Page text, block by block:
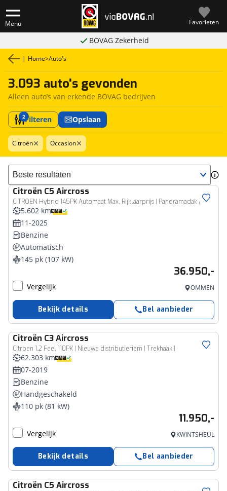
Menu Favorieten
BOVAG Zekerheid
| Home>Auto's
3.093 auto's gevonden
Alleen auto’s van erkende BOVAG bedrijven
2Filteren Opslaan
Citroën Occasion
Sorteer resultaten
Citroën C5 Aircross
CITROEN Hybrid 145PK Automaat Max, Rijklaarprijs | Panoramadak | Trekhaak afn. | Lederen interieur | Stoelmassage | Stoelventilatie
5.602 km
11-2025
Benzine
Automatisch
145 pk (107 kW)
36.950,-
Vergelijk OMMEN
Bekijk details Bel aanbieder
Citroën C3 Aircross
Citroen 1.2 Feel 110PK | Nieuwe distributieriem | Trekhaak |
62.303 km
07-2019
Benzine
Handgeschakeld
110 pk (81 kW)
11.950,-
Vergelijk KWINTSHEUL
Bekijk details Bel aanbieder
Citroën C5 Aircross